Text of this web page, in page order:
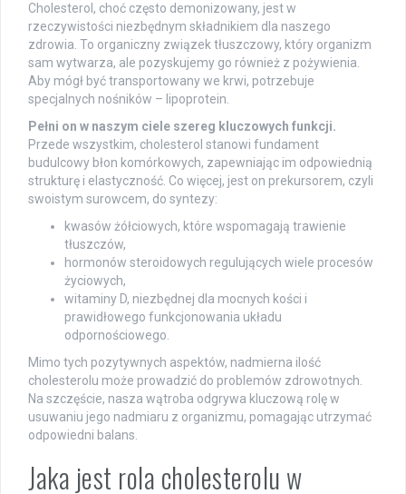
Cholesterol, choć często demonizowany, jest w
rzeczywistości niezbędnym składnikiem dla naszego
zdrowia. To organiczny związek tłuszczowy, który organizm
sam wytwarza, ale pozyskujemy go również z pożywienia.
Aby mógł być transportowany we krwi, potrzebuje
specjalnych nośników – lipoprotein.
Pełni on w naszym ciele szereg kluczowych funkcji.
Przede wszystkim, cholesterol stanowi fundament
budulcowy błon komórkowych, zapewniając im odpowiednią
strukturę i elastyczność. Co więcej, jest on prekursorem, czyli
swoistym surowcem, do syntezy:
kwasów żółciowych, które wspomagają trawienie
tłuszczów,
hormonów steroidowych regulujących wiele procesów
życiowych,
witaminy D, niezbędnej dla mocnych kości i
prawidłowego funkcjonowania układu
odpornościowego.
Mimo tych pozytywnych aspektów, nadmierna ilość
cholesterolu może prowadzić do problemów zdrowotnych.
Na szczęście, nasza wątroba odgrywa kluczową rolę w
usuwaniu jego nadmiaru z organizmu, pomagając utrzymać
odpowiedni balans.
Jaka jest rola cholesterolu w